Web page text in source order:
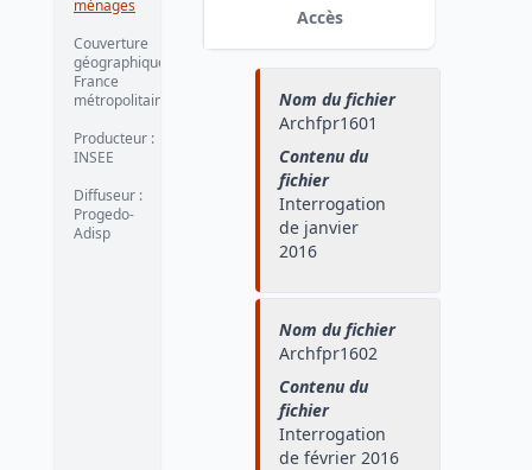
ménages
Couverture
géographique
France
métropolitaine
Producteur :
INSEE
Diffuseur :
Progedo-
Adisp
Accès
Nom du fichier
Archfpr1601
Contenu du
fichier
Interrogation
de janvier
2016
Nom du fichier
Archfpr1602
Contenu du
fichier
Interrogation
de février 2016